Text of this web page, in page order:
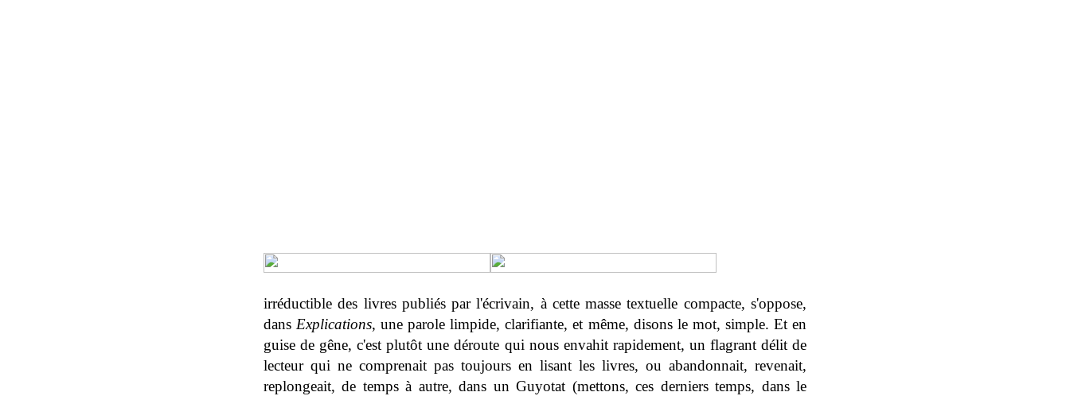
irréductible des livres publiés par l'écrivain, à cette masse textuelle compacte, s'oppose,
dans Explications, une parole limpide, clarifiante, et même, disons le mot, simple. Et en
guise de gêne, c'est plutôt une déroute qui nous envahit rapidement, un flagrant délit de
lecteur qui ne comprenait pas toujours en lisant les livres, ou abandonnait, revenait,
replongeait, de temps à autre, dans un Guyotat (mettons, ces derniers temps, dans le